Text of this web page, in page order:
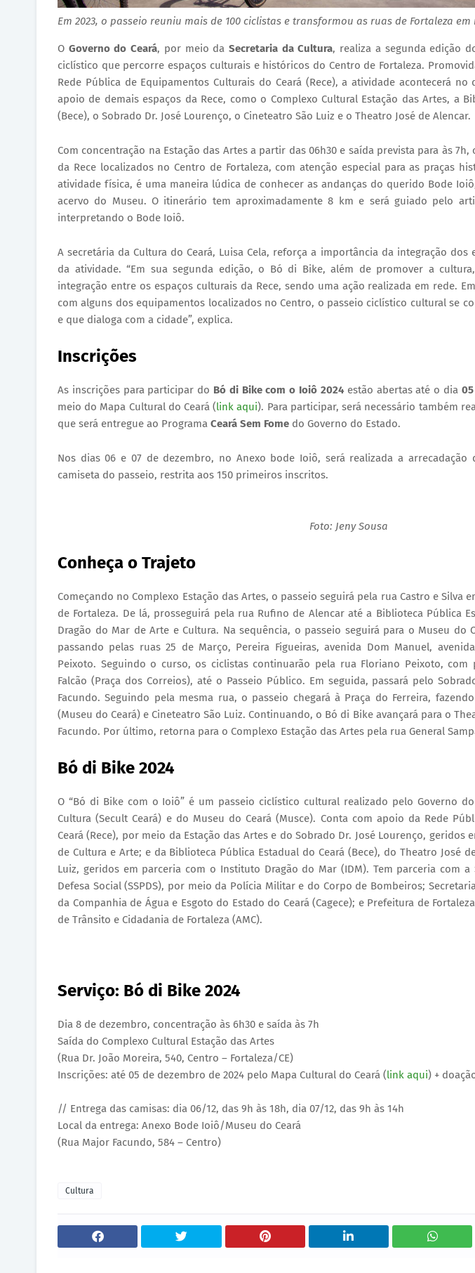
Em 2023, o passeio reuniu mais de 100 ciclistas e transformou as ruas de Fortaleza em
O Governo do Ceará, por meio daSecretaria da Cultura, realiza a segunda edição
ciclístico que percorre espaços culturais e históricos do Centro de Fortaleza.
Rede Pública de Equipamentos Culturais do Ceará (Rece), a atividade acontecerá
apoio de demais espaços da Rece, como o Complexo Cultural Estação das Artes, a
(Bece), o Sobrado Dr. José Lourenço, o Cineteatro São Luiz e o Theatro José de Alencar.
Com concentração na Estação das Artes a partir das 06h30 e saída prevista para às
da Rece localizados no Centro de Fortaleza, com atenção especial para as praças
atividade física, é uma maneira lúdica de conhecer as andanças do querido Bode
acervo do Museu. O itinerário tem aproximadamente 8 km e será guiado pelo
interpretando o Bode Ioiô.
A secretária da Cultura do Ceará, Luisa Cela, reforça a importância da integração dos
da atividade. “Em sua segunda edição, o Bó di Bike, além de promover a
integração entre os espaços culturais da Rece, sendo uma ação realizada em rede.
com alguns dos equipamentos localizados no Centro, o passeio ciclístico cultural se
e que dialoga com a cidade”, explica.
Inscrições
As inscrições para participar do Bó di Bike com o Ioiô 2024 estão abertas até o dia
meio do Mapa Cultural do Ceará (link aqui). Para participar, será necessário também
que será entregue ao Programa Ceará Sem Fome do Governo do Estado.
Nos dias 06 e 07 de dezembro, no Anexo bode Ioiô, será realizada a
camiseta do passeio, restrita aos 150 primeiros inscritos.
Foto: Jeny Sousa
Conheça o Trajeto
Começando no Complexo Estação das Artes, o passeio seguirá pela rua Castro e Silva
de Fortaleza. De lá, prosseguirá pela rua Rufino de Alencar até a Biblioteca Pública
Dragão do Mar de Arte e Cultura. Na sequência, o passeio seguirá para o Museu do
passando pelas ruas 25 de Março, Pereira Figueiras, avenida Dom Manuel,
Peixoto. Seguindo o curso, os ciclistas continuarão pela rua Floriano Peixoto, com
Falcão (Praça dos Correios), até o Passeio Público. Em seguida, passará pelo
Facundo. Seguindo pela mesma rua, o passeio chegará à Praça do Ferreira,
(Museu do Ceará) e Cineteatro São Luiz. Continuando, o Bó di Bike avançará para o
Facundo. Por último, retorna para o Complexo Estação das Artes pela rua General
Bó di Bike 2024
O “Bó di Bike com o Ioiô” é um passeio ciclístico cultural realizado pelo Governo
Cultura (Secult Ceará) e do Museu do Ceará (Musce). Conta com apoio da Rede
Ceará (Rece), por meio da Estação das Artes e do Sobrado Dr. José Lourenço,
de Cultura e Arte; e da Biblioteca Pública Estadual do Ceará (Bece), do Theatro José
Luiz, geridos em parceria com o Instituto Dragão do Mar (IDM). Tem parceria com a
Defesa Social (SSPDS), por meio da Polícia Militar e do Corpo de Bombeiros;
da Companhia de Água e Esgoto do Estado do Ceará (Cagece); e Prefeitura de
de Trânsito e Cidadania de Fortaleza (AMC).
Serviço: Bó di Bike 2024
Dia 8 de dezembro, concentração às 6h30 e saída às 7h
Saída do Complexo Cultural Estação das Artes
(Rua Dr. João Moreira, 540, Centro – Fortaleza/CE)
Inscrições: até 05 de dezembro de 2024 pelo Mapa Cultural do Ceará (link aqui) +
// Entrega das camisas: dia 06/12, das 9h às 18h, dia 07/12, das 9h às 14h
Local da entrega: Anexo Bode Ioiô/Museu do Ceará
(Rua Major Facundo, 584 – Centro)
Cultura